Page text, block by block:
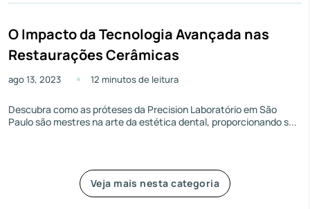
O Impacto da Tecnologia Avançada nas
Restaurações Cerâmicas
ago 13, 2023 12 minutos de leitura
Descubra como as próteses da Precision Laboratório em São
Paulo são mestres na arte da estética dental, proporcionando s...
Veja mais nesta categoria